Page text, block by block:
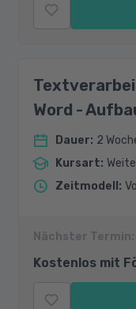
Word -
Dauer: 2
Kursart:
Zeitmodell :
Nächster Termin:
Kostenlos mit